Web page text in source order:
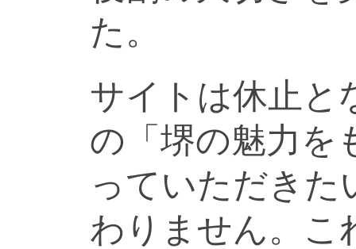
た。
サイトは休止と
の「堺の魅力を
っていただきた
わりません。こ